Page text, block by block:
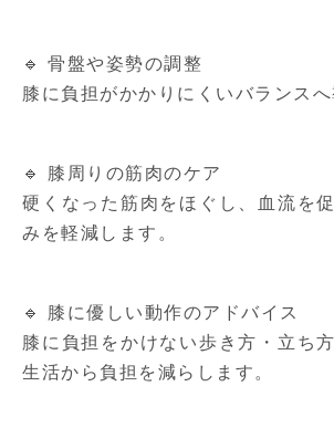
🔹 骨盤や姿勢の調整
膝に負担がかかりにくいバランスへ
🔹 膝周りの筋肉のケア
硬くなった筋肉をほぐし、血流を
みを軽減します。
🔹 膝に優しい動作のアドバイス
膝に負担をかけない歩き方・立ち
生活から負担を減らします。